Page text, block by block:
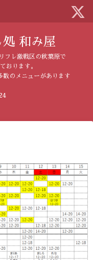
和み屋
フレ激戦区の秋葉原で
おります。
数のメニューがあります